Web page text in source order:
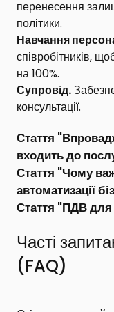
перенесення
політики.
Навчання
співробітників,
на 100%.
Супровід.
консультації.
Стаття "
входить до
Стаття "Чому
автоматизації
Стаття "ПДВ
Часті
(FAQ)